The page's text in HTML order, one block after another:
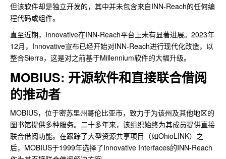
但该软件却是独立开发的，其中并未包含来自INN-Reach的任何编
程代码或组件。
直至近期，Innovative在INN-Reach平台上未有显著进展。2023年
12月，Innovative宣布已经开始对INN-Reach进行现代化改造，以
整合Sierra，这是对之前基于Millennium软件的大幅升级。
MOBIUS: 开源软件和直接联合借阅
的推动者
MOBIUS，位于密苏里州哥伦比亚市，致力于为该州及其他地区的
图书馆提供多种服务。二十多年来，该组织始终为其成员提供直接
联合借阅功能。在跟踪了大型资源共享项目（如OhioLINK）之
后，MOBIUS于1999年选择了Innovative Interfaces的INN-Reach